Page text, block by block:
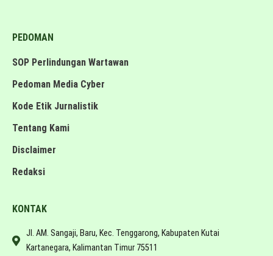
PEDOMAN
SOP Perlindungan Wartawan
Pedoman Media Cyber
Kode Etik Jurnalistik
Tentang Kami
Disclaimer
Redaksi
KONTAK
Jl. AM. Sangaji, Baru, Kec. Tenggarong, Kabupaten Kutai
Kartanegara, Kalimantan Timur 75511